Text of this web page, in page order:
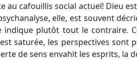
au cafouillis social actuel! Dieu
elle, est souvent
plutôt tout le contraire.
est saturée, les perspectives
de sens envahit les esprits, la